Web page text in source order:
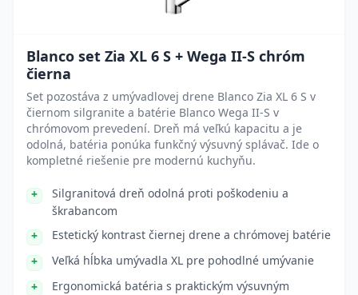
Blanco set Zia XL 6 S + Wega II-S chróm
čierna
Set pozostáva z umývadlovej drene Blanco Zia XL 6 S v
čiernom silgranite a batérie Blanco Wega II-S v
chrómovom prevedení. Dreň má veľkú kapacitu a je
odolná, batéria ponúka funkčný výsuvný splávač. Ide o
kompletné riešenie pre modernú kuchyňu.
Silgranitová dreň odolná proti poškodeniu a
škrabancom
Estetický kontrast čiernej drene a chrómovej batérie
Veľká hĺbka umývadla XL pre pohodlné umývanie
Ergonomická batéria s praktickým výsuvným